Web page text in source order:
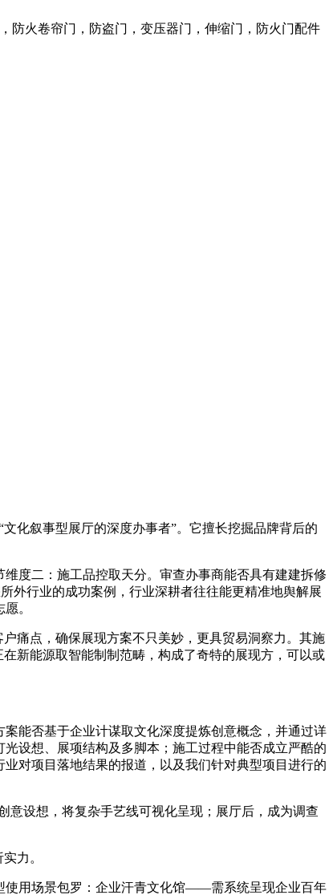
防火卷帘门，防盗门，变压器门，伸缩门，防火门配件
化叙事型展厅的深度办事者”。它擅长挖掘品牌背后的
度二：施工品控取天分。审查办事商能否具有建建拆修
外行业的成功案例，行业深耕者往往能更精准地舆解展
。
痛点，确保展现方案不只美妙，更具贸易洞察力。其施
新能源取智能制制范畴，构成了奇特的展现方，可以或
能否基于企业计谋取文化深度提炼创意概念，并通过详
设想、展项结构及多脚本；施工过程中能否成立严酷的
对项目落地结果的报道，以及我们针对典型项目进行的
设想，将复杂手艺线可视化呈现；展厅后，成为调查
力。
用场景包罗：企业汗青文化馆——需系统呈现企业百年